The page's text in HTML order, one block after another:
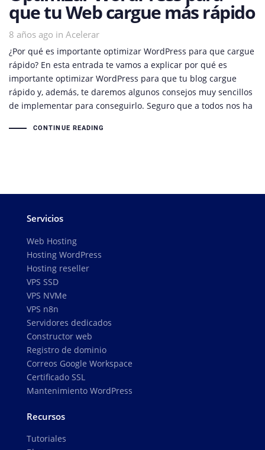
que tu Web cargue más rápido
8 años ago in
Tags Acelerar
¿Por qué es importante optimizar WordPress para que cargue
rápido? En esta entrada te vamos a explicar por qué es
importante optimizar WordPress para que tu blog cargue
rápido y, además, te daremos algunos consejos muy sencillos
de implementar para conseguirlo. Seguro que a todos nos ha
CONTINUE READING
Servicios
Web Hosting
Hosting WordPress
Hosting reseller
VPS SSD
VPS NVMe
VPS n8n
Servidores dedicados
Constructor web
Registro de dominio
Correos Google Workspace
Certificado SSL
Mantenimiento WordPress
Recursos
Tutoriales